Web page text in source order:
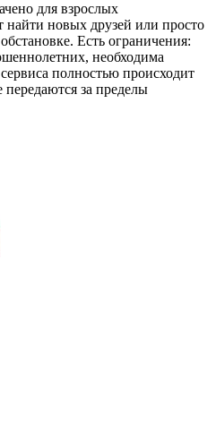
для взрослых
найти новых друзей или просто
Есть ограничения:
необходима
полностью происходит
за пределы